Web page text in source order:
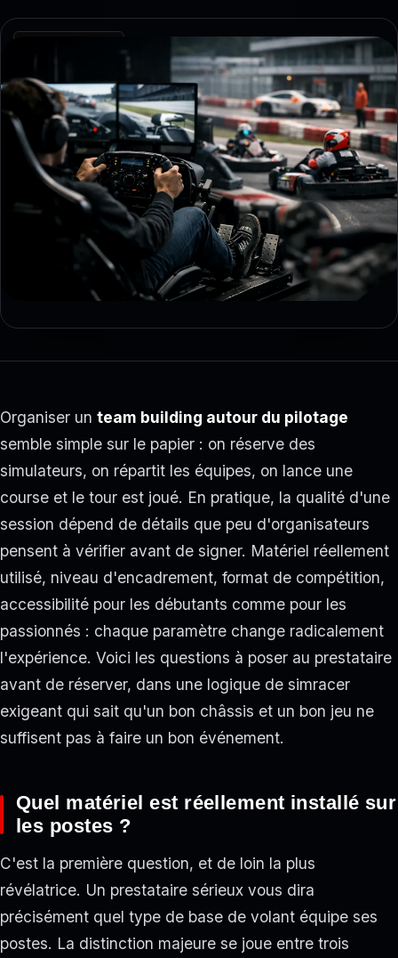
Organiser un team building autour du pilotage
semble simple sur le papier : on réserve des
simulateurs, on répartit les équipes, on lance une
course et le tour est joué. En pratique, la qualité d'une
session dépend de détails que peu d'organisateurs
pensent à vérifier avant de signer. Matériel réellement
utilisé, niveau d'encadrement, format de compétition,
accessibilité pour les débutants comme pour les
passionnés : chaque paramètre change radicalement
l'expérience. Voici les questions à poser au prestataire
avant de réserver, dans une logique de simracer
exigeant qui sait qu'un bon châssis et un bon jeu ne
suffisent pas à faire un bon événement.
Quel matériel est réellement installé sur
les postes ?
C'est la première question, et de loin la plus
révélatrice. Un prestataire sérieux vous dira
précisément quel type de base de volant équipe ses
postes. La distinction majeure se joue entre trois